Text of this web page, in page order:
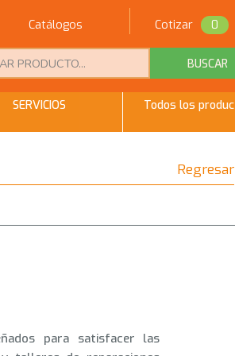
Cotizar 0
Catálogos
BUSCAR
SERVICIOS Todos los
Regresar
para satisfacer las